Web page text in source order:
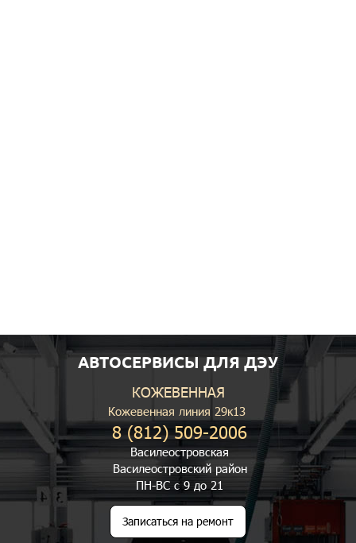
АВТОСЕРВИСЫ ДЛЯ ДЭУ
КОЖЕВЕННАЯ
Кожевенная линия 29к13
8 (812) 509-2006
Василеостровская
Василеостровский район
ПН-ВС с 9 до 21
Записаться на ремонт